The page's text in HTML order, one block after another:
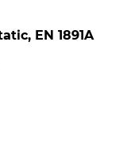
EN 1891A